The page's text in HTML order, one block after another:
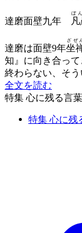
達磨面壁九年
ぼ
達磨は面壁9年坐
ざぜ
知』に向き合っ
終わらない、そう
全文を読む
特集 心に残る言葉
特集 心に残